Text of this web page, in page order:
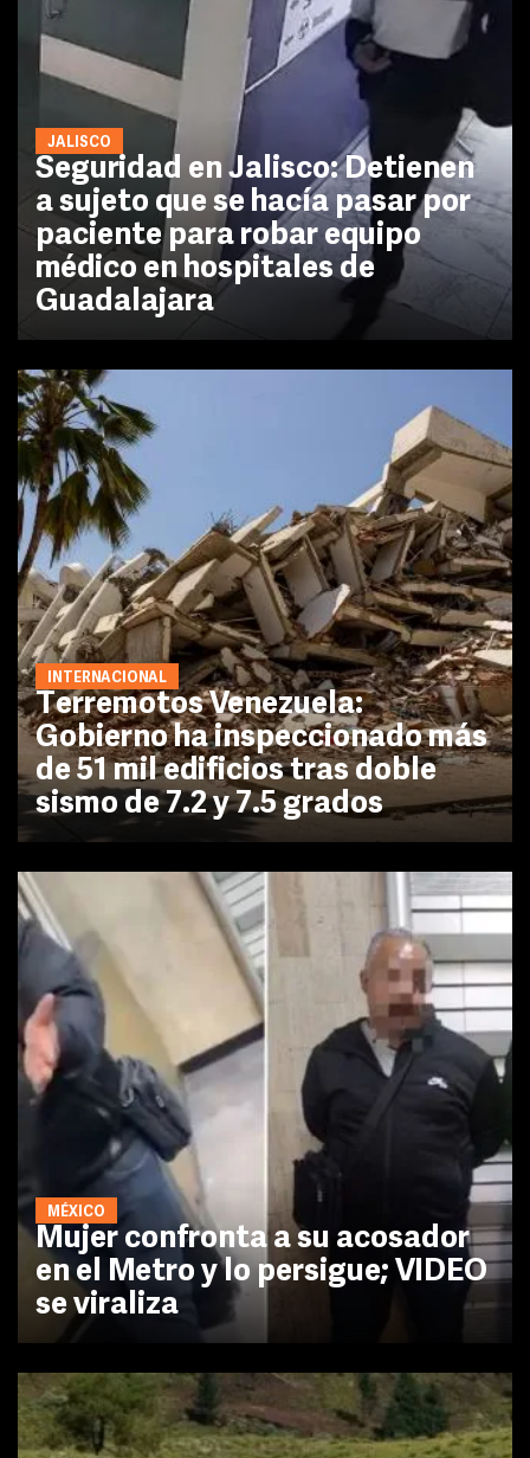
JALISCO
Seguridad en Jalisco: Detienen
a sujeto que se hacía pasar por
paciente para robar equipo
médico en hospitales de
Guadalajara
INTERNACIONAL
Terremotos Venezuela:
Gobierno ha inspeccionado más
de 51 mil edificios tras doble
sismo de 7.2 y 7.5 grados
MÉXICO
Mujer confronta a su acosador
en el Metro y lo persigue; VIDEO
se viraliza